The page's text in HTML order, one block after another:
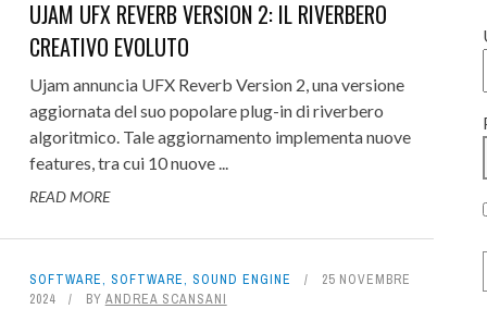
LOGIC NOMINA ALGAM
ITALIANO PER LE
CONSOLE LIVE, ...
21 LUGLIO 2026 0
MUSIK HACK HYFI, C'È UN
15 LUGLIO 2026
BAX500, IL MIGLIOR
PER API 500? REVIEW
31 LUGLIO 2026
PROTEIN: L'EVOLUZIONE
WAVETABLE - REVIEW
16 LUGLIO 2026
STUDIO RECORDING: L'EMOZIONE
INTERVISTA
UJAM UFX REVERB VERSION 2: IL RIVERBERO
CREATIVO EVOLUTO
Ujam annuncia UFX Reverb Version 2, una versione
aggiornata del suo popolare plug-in di riverbero
algoritmico. Tale aggiornamento implementa nuove
features, tra cui 10 nuove ...
READ MORE
SOFTWARE, SOFTWARE, SOUND ENGINE
25 NOVEMBRE
2024
BY ANDREA SCANSANI